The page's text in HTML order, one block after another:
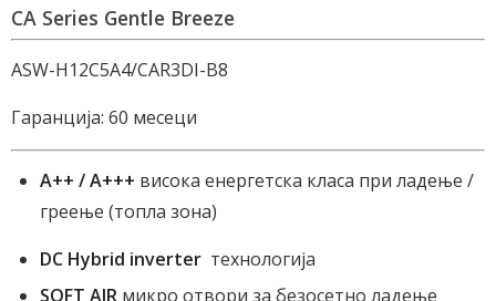
CА Series Gentle Breeze
ASW-H12C5A4/CAR3DI-B8
Гаранција: 60 месеци
A++ / A+++ висока енергетска класа при ладење /
греење (топла зона)
DC Hybrid inverterтехнологија
SOFT AIR микро отвори за безосетно ладење